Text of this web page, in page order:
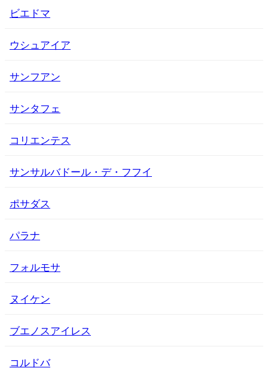
ビエドマ
ウシュアイア
サンフアン
サンタフェ
コリエンテス
サンサルバドール・デ・フフイ
ポサダス
パラナ
フォルモサ
ヌイケン
ブエノスアイレス
コルドバ